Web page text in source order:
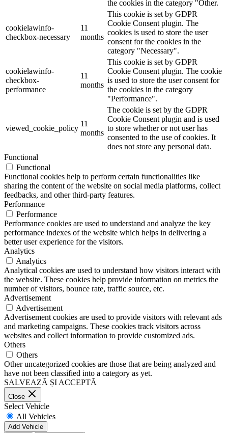
the cookies in the category "Other.
cookielawinfo-
checkbox-necessary
11
months
This cookie is set by GDPR
Cookie Consent plugin. The
cookies is used to store the user
consent for the cookies in the
category "Necessary".
cookielawinfo-
checkbox-
performance
11
months
This cookie is set by GDPR
Cookie Consent plugin. The cookie
is used to store the user consent for
the cookies in the category
"Performance".
viewed_cookie_policy
11
months
The cookie is set by the GDPR
Cookie Consent plugin and is used
to store whether or not user has
consented to the use of cookies. It
does not store any personal data.
Functional
Functional
Functional cookies help to perform certain functionalities like
sharing the content of the website on social media platforms, collect
feedbacks, and other third-party features.
Performance
Performance
Performance cookies are used to understand and analyze the key
performance indexes of the website which helps in delivering a
better user experience for the visitors.
Analytics
Analytics
Analytical cookies are used to understand how visitors interact with
the website. These cookies help provide information on metrics the
number of visitors, bounce rate, traffic source, etc.
Advertisement
Advertisement
Advertisement cookies are used to provide visitors with relevant ads
and marketing campaigns. These cookies track visitors across
websites and collect information to provide customized ads.
Others
Others
Other uncategorized cookies are those that are being analyzed and
have not been classified into a category as yet.
SALVEAZĂ ȘI ACCEPTĂ
Close
Select Vehicle
All Vehicles
Add Vehicle